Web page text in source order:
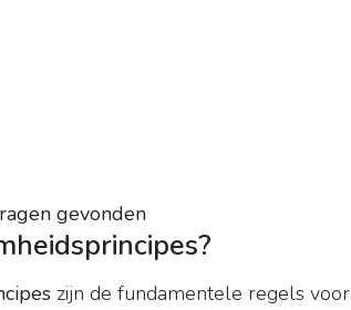
gevonden
zijn de fundamentele regels voor